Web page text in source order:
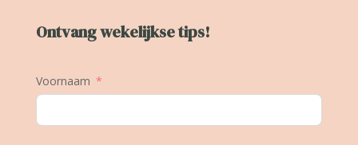
Ontvang wekelijkse tips!
Voornaam